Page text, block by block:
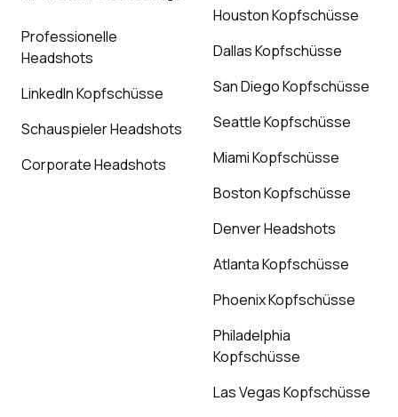
Professionelle
Headshots
LinkedIn Kopfschüsse
Schauspieler Headshots
Corporate Headshots
Houston Kopfschüsse
Dallas Kopfschüsse
San Diego Kopfschüsse
Seattle Kopfschüsse
Miami Kopfschüsse
Boston Kopfschüsse
Denver Headshots
Atlanta Kopfschüsse
Phoenix Kopfschüsse
Philadelphia
Kopfschüsse
Las Vegas Kopfschüsse